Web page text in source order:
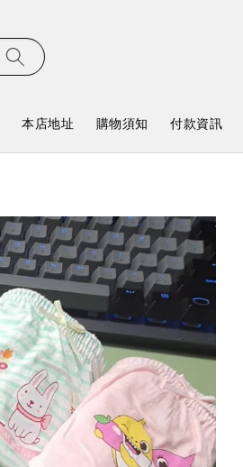
本店地址 購物須知 付款資訊